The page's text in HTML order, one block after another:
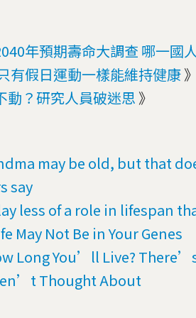
年預期壽命大調查 哪一國
有假日運動一樣能維持健康》
動？研究人員破迷思 》
may be old, but that
say
less of a role in lifespan
May Not Be in Your Genes
Long You’ll Live?
Thought About